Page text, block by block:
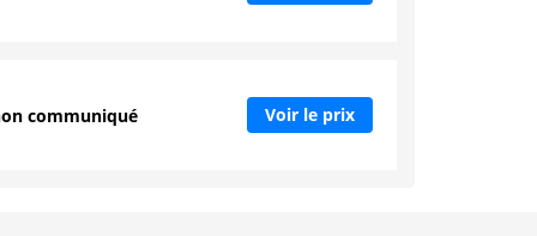
communiqué Voir le prix